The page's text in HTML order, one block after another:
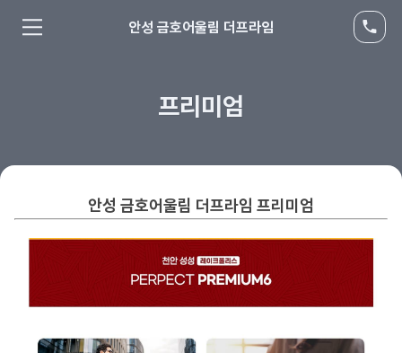
안성 금호어울림 더프라임
프리미엄
안성 금호어울림 더프라임 프리미엄